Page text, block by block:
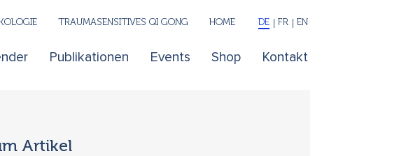
Publikationen Events Shop Kontakt
TRAUMASENSITIVES QI GONG HOME DE FR EN
Artikel